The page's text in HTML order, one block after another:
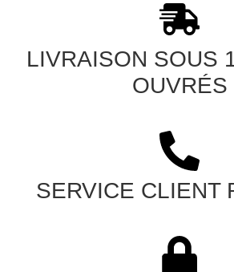
LIVRAISON SOUS
OUVRÉS
SERVICE CLIENT